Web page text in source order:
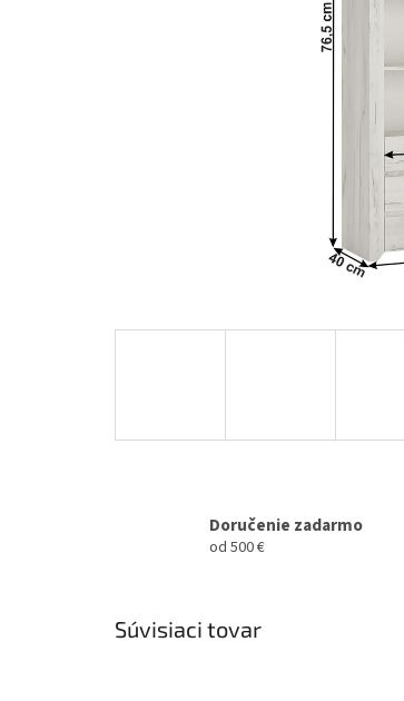
Doručenie zadarmo
od 500 €
Súvisiaci tovar